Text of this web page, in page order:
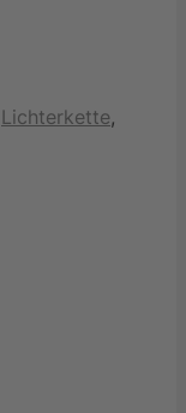
Lichterkette,